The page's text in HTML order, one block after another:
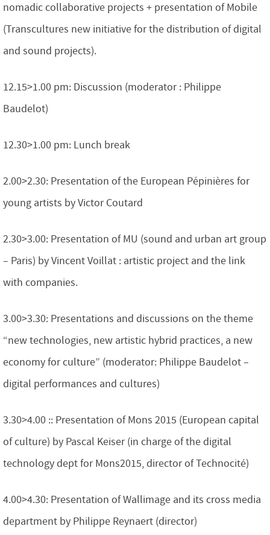
nomadic collaborative projects + presentation of Mobile
(Transcultures new initiative for the distribution of digital
and sound projects).
12.15>1.00 pm: Discussion (moderator : Philippe
Baudelot)
12.30>1.00 pm: Lunch break
2.00>2.30: Presentation of the European Pépinières for
young artists by Victor Coutard
2.30>3.00: Presentation of MU (sound and urban art group
– Paris) by Vincent Voillat : artistic project and the link
with companies.
3.00>3.30: Presentations and discussions on the theme
“new technologies, new artistic hybrid practices, a new
economy for culture” (moderator: Philippe Baudelot –
digital performances and cultures)
3.30>4.00 :: Presentation of Mons 2015 (European capital
of culture) by Pascal Keiser (in charge of the digital
technology dept for Mons2015, director of Technocité)
4.00>4.30: Presentation of Wallimage and its cross media
department by Philippe Reynaert (director)